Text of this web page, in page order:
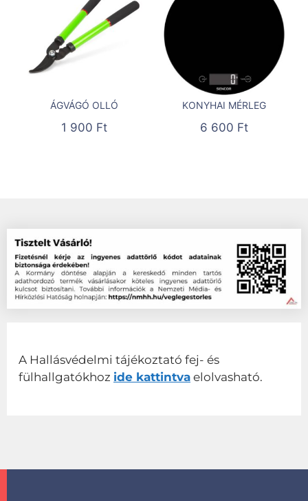
ÁGVÁGÓ OLLÓ
1 900 Ft
KONYHAI MÉRLEG
6 600 Ft
A Hallásvédelmi tájékoztató fej- és
fülhallgatókhoz ide kattintva elolvasható.